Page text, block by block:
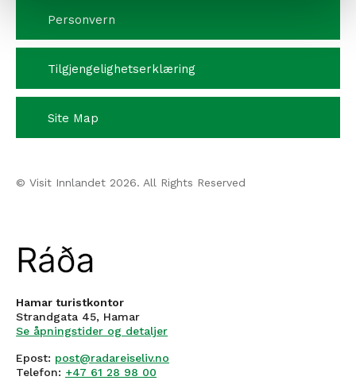
Personvern
Tilgjengelighetserklæring
Site Map
© Visit Innlandet 2026. All Rights Reserved
Hamar turistkontor
Strandgata 45, Hamar
Se åpningstider og detaljer
Epost: post@radareiseliv.no
Telefon: +47 61 28 98 00